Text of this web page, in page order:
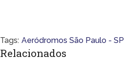
Tags: Aeródromos São Paulo - SP
Relacionados